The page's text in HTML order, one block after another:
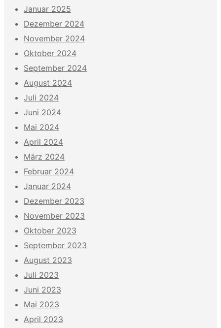
Januar 2025
Dezember 2024
November 2024
Oktober 2024
September 2024
August 2024
Juli 2024
Juni 2024
Mai 2024
April 2024
März 2024
Februar 2024
Januar 2024
Dezember 2023
November 2023
Oktober 2023
September 2023
August 2023
Juli 2023
Juni 2023
Mai 2023
April 2023